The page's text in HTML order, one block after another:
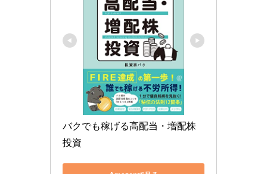
バクでも稼げる高配当・増配株
投資